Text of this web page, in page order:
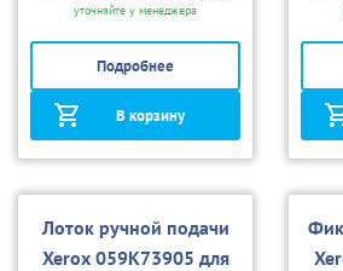
уточняйте у менеджера
Подробнее
В корзину
Лоток ручной подачи
Xerox 059K73905 для